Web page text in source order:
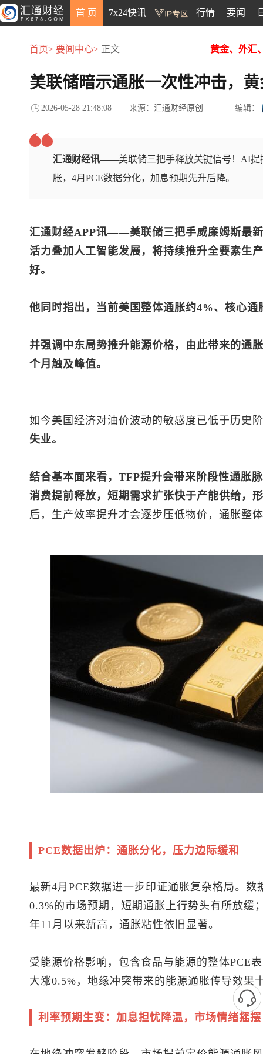
首 页 7x24快讯 行情 要闻
首页> 要闻中心> 正文 黄金、外汇
美联储暗示通胀一次性冲击，
2026-05-28 21:48:08 来源：汇通财经原创 编辑：
汇通财经讯——美联储三把手释放关键信号！AI
胀，4月PCE数据分化，加息预期先升后降。
汇通财经APP讯——美联储三把手威廉姆斯最
活力叠加人工智能发展，将持续推升全要素生
好。
他同时指出，当前美国整体通胀约4%、核心通
并强调中东局势推升能源价格，由此带来的通
个月触及峰值。
如今美国经济对油价波动的敏感度已低于历史
失业。
结合基本面来看，TFP提升会带来阶段性通胀
消费提前释放，短期需求扩张快于产能供给，
后，生产效率提升才会逐步压低物价，通胀整
PCE数据出炉：通胀分化，压力边际缓和
最新4月PCE数据进一步印证通胀复杂格局。
0.3%的市场预期，短期通胀上行势头有所放缓
年11月以来新高，通胀粘性依旧显著。
受能源价格影响，包含食品与能源的整体PCE
大涨0.5%，地缘冲突带来的能源通胀传导效果
利率预期生变：加息担忧降温，市场情绪摇摆